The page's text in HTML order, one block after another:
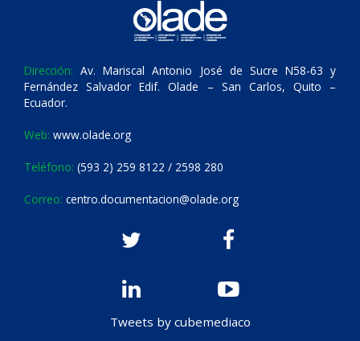
Dirección: Av. Mariscal Antonio José de Sucre N58-63 y
Fernández Salvador Edif. Olade – San Carlos, Quito –
Ecuador.
Web: www.olade.org
Teléfono: (593 2) 259 8122 / 2598 280
Correo: centro.documentacion@olade.org
Tweets by cubemediaco